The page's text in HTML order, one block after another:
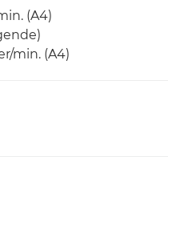
(A4)
min. (A4)